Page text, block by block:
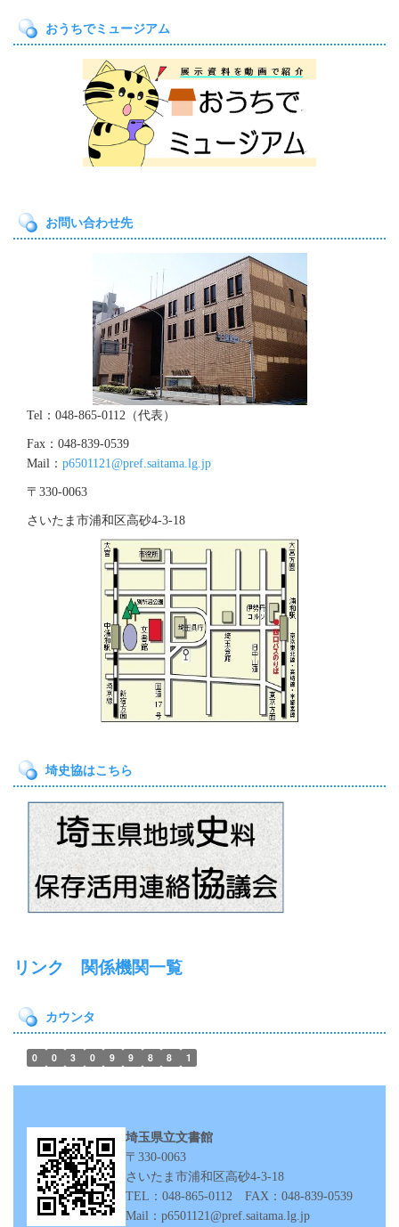
おうちでミュージアム
お問い合わせ先
Tel：048-865-0112（代表）
Fax：048-839-0539
Mail： p6501121@pref.saitama.lg.jp
〒330-0063
さいたま市浦和区高砂4‐3‐18
埼史協はこちら
リンク 関係機関一覧
カウンタ
0 0 3 0 9 9 8 8 1
埼玉県立文書館
〒330-0063
さいたま市浦和区高砂4‐3‐18
TEL：048-865-0112 FAX：048-839-0539
Mail：p6501121@pref.saitama.lg.jp